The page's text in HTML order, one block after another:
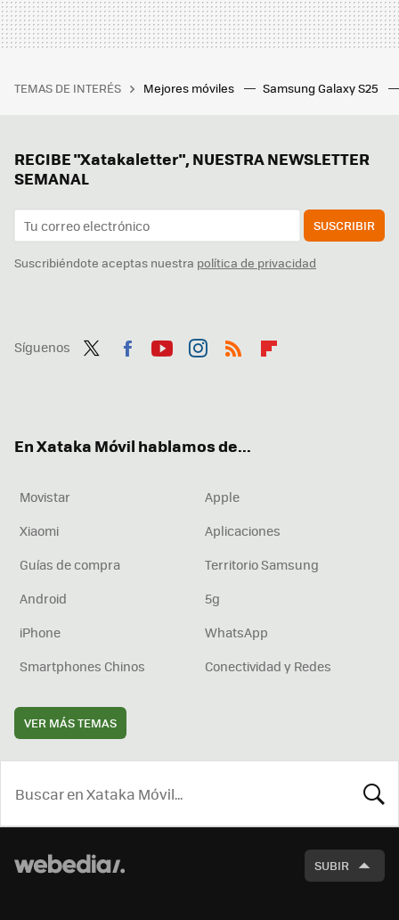
TEMAS DE INTERÉS Mejores móviles Samsung Galaxy S25
RECIBE "Xatakaletter", NUESTRA NEWSLETTER
SEMANAL
SUSCRIBIR
Suscribiéndote aceptas nuestra política de privacidad
Síguenos
En Xataka Móvil hablamos de...
Movistar
Apple
Xiaomi
Aplicaciones
Guías de compra
Territorio Samsung
Android
5g
iPhone
WhatsApp
Smartphones Chinos
Conectividad y Redes
VER MÁS TEMAS
SUBIR